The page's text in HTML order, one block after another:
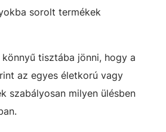
sorolt termékek
könnyű tisztába jönni, hogy a
az egyes életkorú vagy
szabályosan milyen ülésben